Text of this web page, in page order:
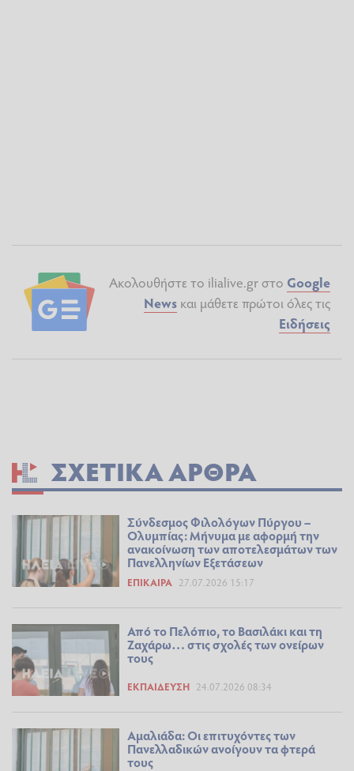
Ακολουθήστε το ilialive.gr στο Google
News και μάθετε πρώτοι όλες τις
Ειδήσεις
ΣΧΕΤΙΚΆ ΆΡΘΡΑ
Σύνδεσμος Φιλολόγων Πύργου –
Ολυμπίας: Μήνυμα με αφορμή την
ανακοίνωση των αποτελεσμάτων των
Πανελληνίων Εξετάσεων
ΕΠΊΚΑΙΡΑ 27.07.2026 15:17
Από το Πελόπιο, το Βασιλάκι και τη
Ζαχάρω… στις σχολές των ονείρων
τους
ΕΚΠΑΊΔΕΥΣΗ 24.07.2026 08:34
Αμαλιάδα: Οι επιτυχόντες των
Πανελλαδικών ανοίγουν τα φτερά
τους